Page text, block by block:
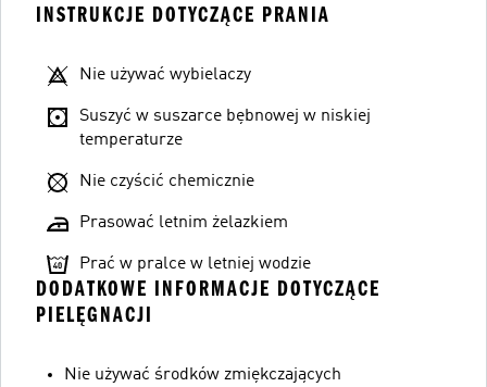
INSTRUKCJE DOTYCZĄCE PRANIA
Nie używać wybielaczy
Suszyć w suszarce bębnowej w niskiej
temperaturze
Nie czyścić chemicznie
Prasować letnim żelazkiem
Prać w pralce w letniej wodzie
DODATKOWE INFORMACJE DOTYCZĄCE
PIELĘGNACJI
Nie używać środków zmiękczających